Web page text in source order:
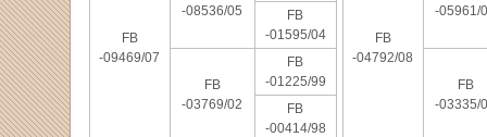
FB
-09469/07
-08536/05
FB
-01595/04
FB
-03769/02
FB
-01225/99
FB
-00414/98
FB
-04792/08
-05961/
FB
-03335/